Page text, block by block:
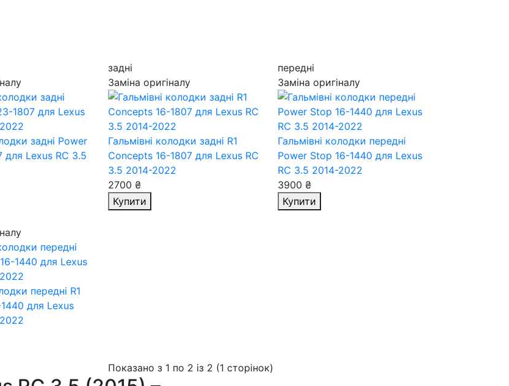
задні Power
для Lexus RC 3.5
задні
Заміна оригіналу
Гальмівні колодки задні R1
Concepts 16-1807 для Lexus RC
3.5 2014-2022
2700 ₴
Купити
передні
Заміна оригіналу
Гальмівні колодки передні
Power Stop 16-1440 для Lexus
RC 3.5 2014-2022
3900 ₴
Купити
передні R1
для Lexus
Показано з 1 по 2 із 2 (1 сторінок)